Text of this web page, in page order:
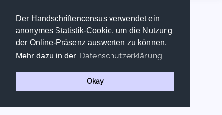
Der Handschriftencensus verwendet ein
anonymes Statistik-Cookie, um die Nutzung
der Online-Präsenz auswerten zu können.
Mehr dazu in der Datenschutzerklärung
Okay